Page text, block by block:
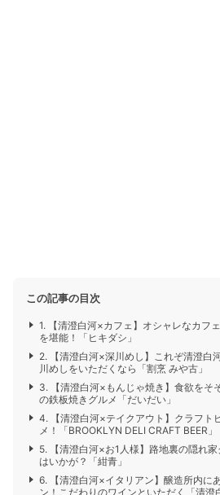
この記事の目次
1. 【清澄白河×カフェ】オシャレなカフ
を堪能！「ヒキダシ」
2. 【清澄白河×深川めし】これぞ清澄白
川めしをいただくなら「割烹 みや古」
3. 【清澄白河×もんじゃ焼き】食欲をそ
の鉄板焼きグルメ「だいだい」
4. 【清澄白河×テイクアウト】クラフト
メ！「BROOKLYN DELI CRAFT BEER」
5. 【清澄白河×お1人様】路地裏の隠れ
はいかが？「紺青」
6. 【清澄白河×イタリアン】醸造所内に
ン！こだわりのワインといただく「清澄